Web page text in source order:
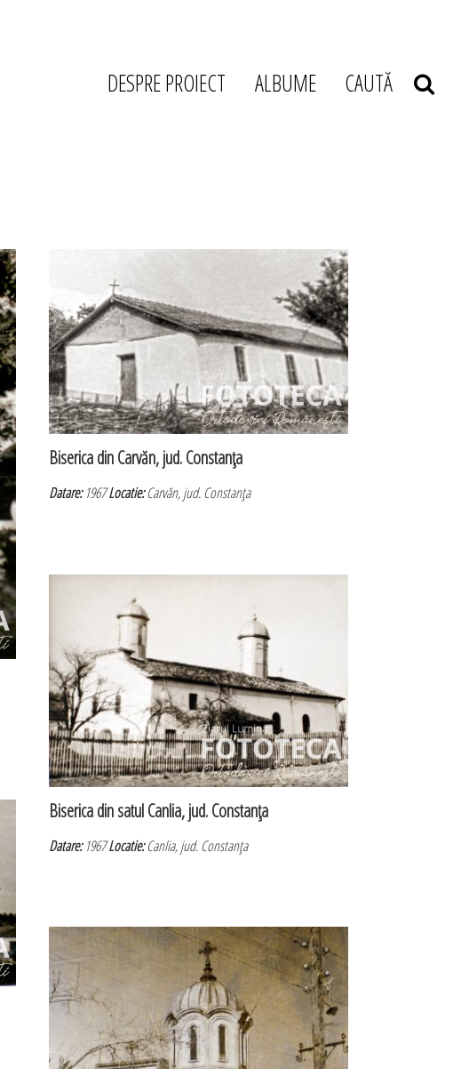
DESPRE PROIECT ALBUME CAUTĂ
Biserica din Carvăn, jud. Constanţa
Datare:1967Locatie:Carvăn, jud. Constanţa
Biserica din satul Canlia, jud. Constanţa
Datare:1967Locatie:Canlia, jud. Constanţa